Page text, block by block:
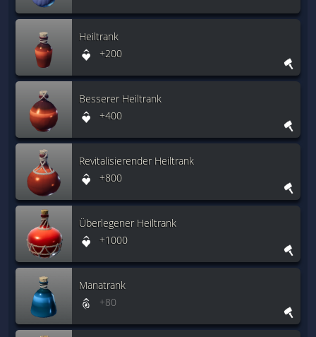
Heiltrank
+200
Besserer Heiltrank
+400
Revitalisierender Heiltrank
+800
Überlegener Heiltrank
+1000
Manatrank
+80